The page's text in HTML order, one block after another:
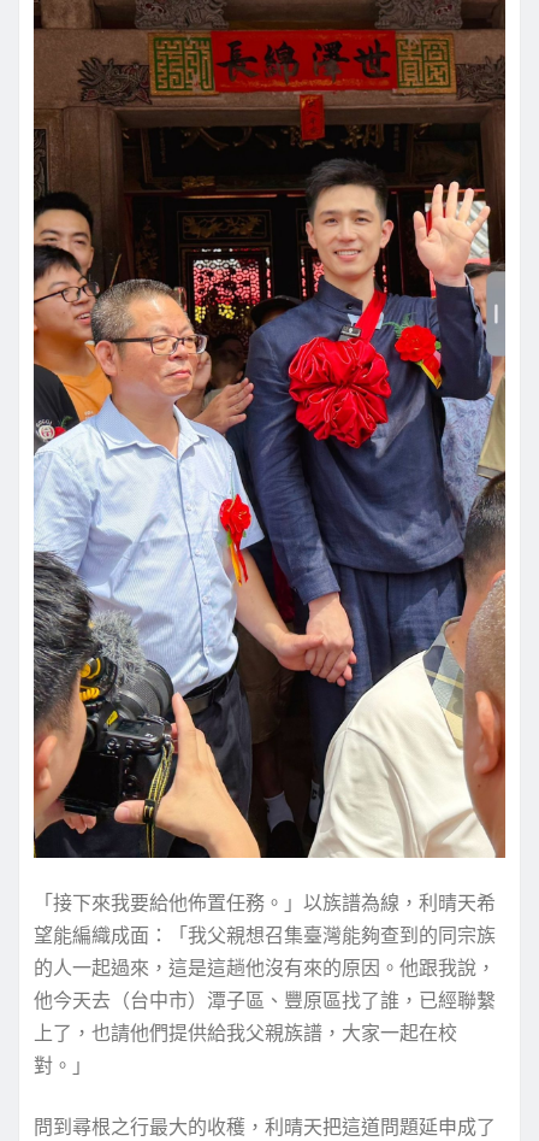
「接下來我要給他佈置任務。」以族譜為線，利晴天希
望能編織成面：「我父親想召集臺灣能夠查到的同宗族
的人一起過來，這是這趟他沒有來的原因。他跟我說，
他今天去（台中市）潭子區、豐原區找了誰，已經聯繫
上了，也請他們提供給我父親族譜，大家一起在校
對。」
問到尋根之行最大的收穫，利晴天把這道問題延申成了